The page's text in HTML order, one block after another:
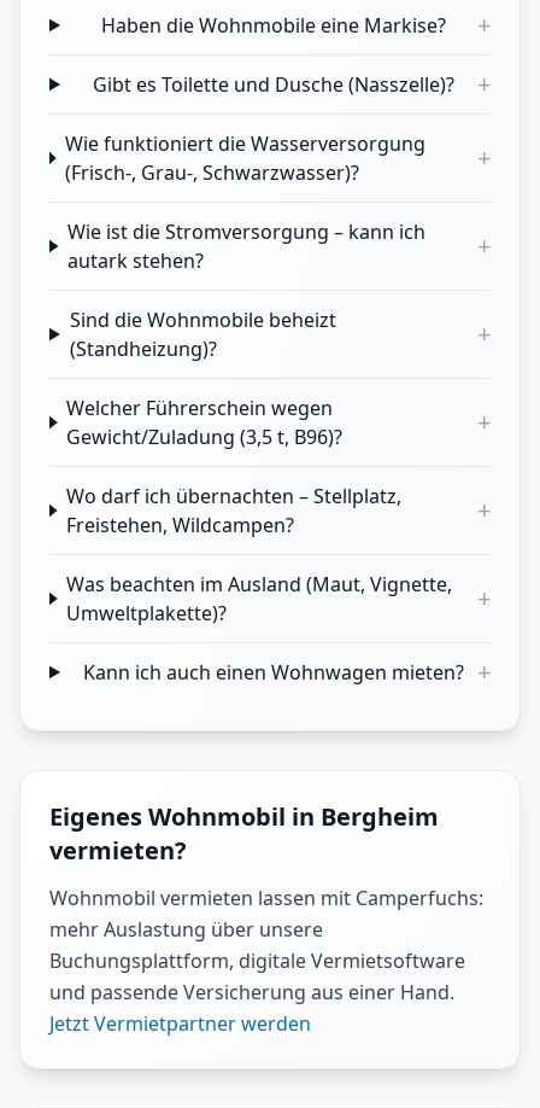
Haben die Wohnmobile eine Markise? +
Gibt es Toilette und Dusche (Nasszelle)? +
Wie funktioniert die Wasserversorgung
(Frisch-, Grau-, Schwarzwasser)?
+
Wie ist die Stromversorgung – kann ich
autark stehen?
+
Sind die Wohnmobile beheizt
(Standheizung)?
+
Welcher Führerschein wegen
Gewicht/Zuladung (3,5 t, B96)?
+
Wo darf ich übernachten – Stellplatz,
Freistehen, Wildcampen?
+
Was beachten im Ausland (Maut, Vignette,
Umweltplakette)?
+
Kann ich auch einen Wohnwagen mieten? +
Eigenes Wohnmobil in Bergheim
vermieten?
Wohnmobil vermieten lassen mit Camperfuchs:
mehr Auslastung über unsere
Buchungsplattform, digitale Vermietsoftware
und passende Versicherung aus einer Hand.
Jetzt Vermietpartner werden